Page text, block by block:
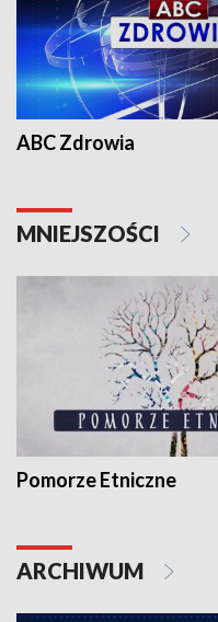
ABC Zdrowia
MNIEJSZOŚCI
Pomorze Etniczne
ARCHIWUM